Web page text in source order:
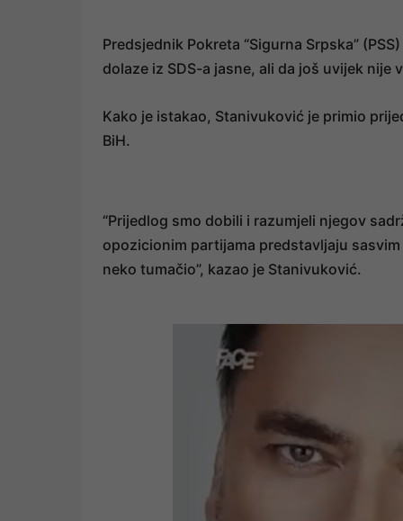
Predsjednik Pokreta “Sigurna Srpska”
dolaze iz SDS-a jasne, ali da još uvijek nije
Kako je istakao, Stanivuković je primio
BiH.
“Prijedlog smo dobili i razumjeli njegov
opozicionim partijama predstavljaju
neko tumačio”, kazao je Stanivuković.